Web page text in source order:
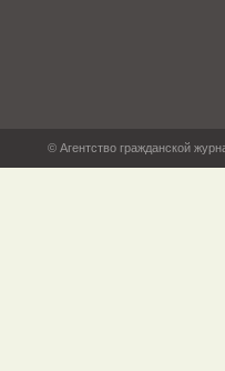
© Агентство гражданской